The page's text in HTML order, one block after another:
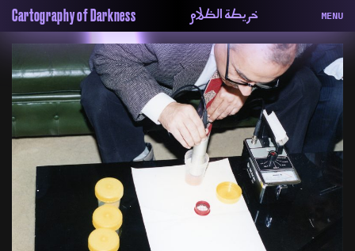
Cartography of Darkness خريطة الظلام MENU
ماهيتنا
Map
الخريطة
Periodical
السلسة
Repository
الحاوية
Contributors
المساهمين
Colophon
التختيم